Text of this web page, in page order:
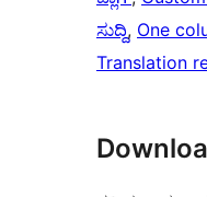
ಸುದ್ದಿ, One
Translation